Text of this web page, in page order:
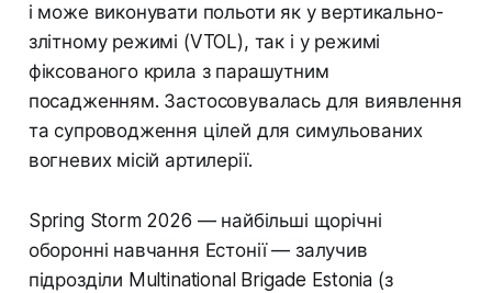
і може виконувати польоти як у вертикально-
злітному режимі (VTOL), так і у режимі
фіксованого крила з парашутним
посадженням. Застосовувалась для виявлення
та супроводження цілей для симульованих
вогневих місій артилерії.
Spring Storm 2026 — найбільші щорічні
оборонні навчання Естонії — залучив
підрозділи Multinational Brigade Estonia (з